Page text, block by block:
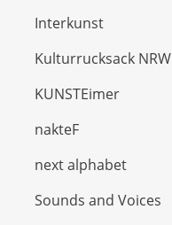
Interkunst
Kulturrucksack NRW
KUNSTEimer
nakteF
next alphabet
Sounds and Voices